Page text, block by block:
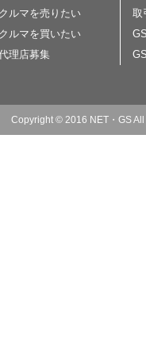
クルマを売りたい
クルマを買いたい
理店募集
取
Copyright © 2016 NET・GS